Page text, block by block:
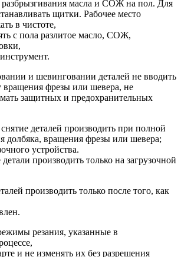
масла и СОЖ на пол. Для
щитки. Рабочее место
в чистоте,
с пола разлитое масло, СОЖ,
и шевинговании деталей не вводить
вращения фрезы или шевера, не
защитных и предохранительных
деталей производить при полной
долбяка, вращения фрезы или шевера;
устройства.
производить только на загрузочной
производить только после того, как
резания, указанные в
и не изменять их без разрешения